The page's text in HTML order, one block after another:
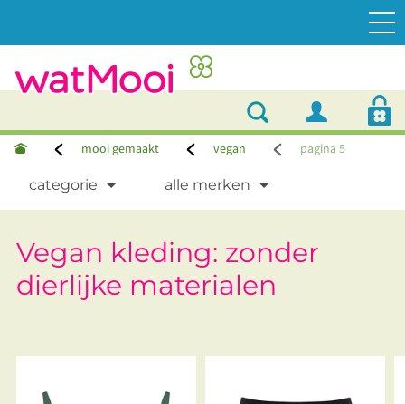
mooi gemaakt vegan pagina 5
categorie alle merken
Vegan kleding: zonder
dierlijke materialen